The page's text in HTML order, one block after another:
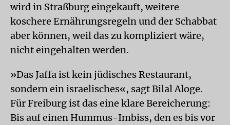
wird in Straßburg eingekauft, weitere
koschere Ernährungsregeln und der Schabbat
aber können, weil das zu kompliziert wäre,
nicht eingehalten werden.
»Das Jaffa ist kein jüdisches Restaurant,
sondern ein israelisches«, sagt Bilal Aloge.
Für Freiburg ist das eine klare Bereicherung:
Bis auf einen Hummus-Imbiss, den es bis vor